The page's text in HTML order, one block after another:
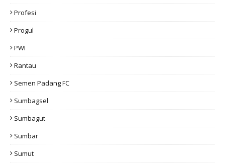
Profesi
Progul
PWI
Rantau
Semen Padang FC
Sumbagsel
Sumbagut
Sumbar
Sumut